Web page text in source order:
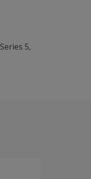
Series 5,